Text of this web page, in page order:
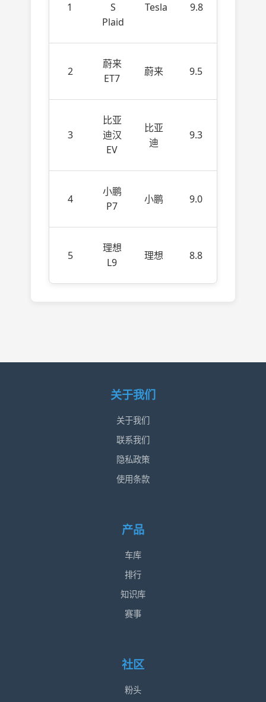
1
S
Plaid
Tesla 9.8
2
蔚来
ET7
蔚来 9.5
3
比亚
迪汉
EV
比亚
迪
9.3
4
小鹏
P7
小鹏 9.0
5
理想
L9
理想 8.8
关于我们
关于我们
联系我们
隐私政策
使用条款
产品
车库
排行
知识库
赛事
社区
粉头